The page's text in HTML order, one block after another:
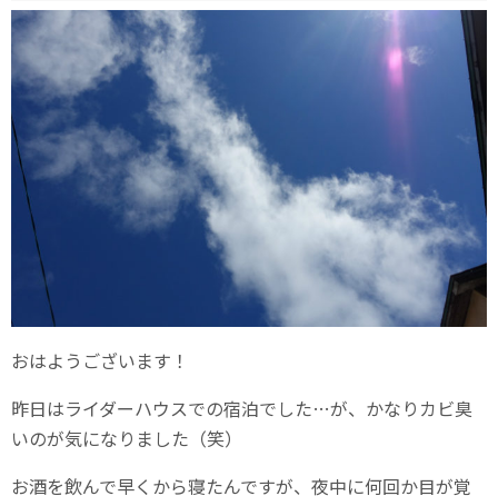
おはようございます！
昨日はライダーハウスでの宿泊でした…が、かなりカビ臭
いのが気になりました（笑）
お酒を飲んで早くから寝たんですが、夜中に何回か目が覚